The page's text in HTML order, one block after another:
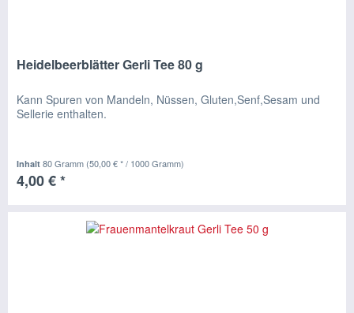
Heidelbeerblätter Gerli Tee 80 g
Kann Spuren von Mandeln, Nüssen, Gluten,Senf,Sesam und
Sellerie enthalten.
Inhalt80 Gramm (50,00 € * / 1000 Gramm)
4,00 € *